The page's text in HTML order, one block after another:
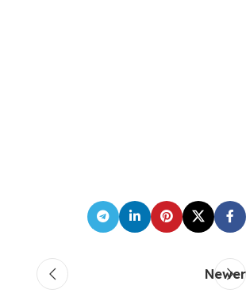
Newer